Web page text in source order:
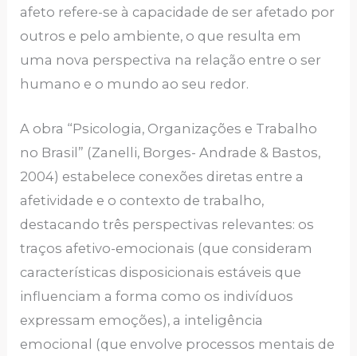
afeto refere-se à capacidade de ser afetado por
outros e pelo ambiente, o que resulta em
uma nova perspectiva na relação entre o ser
humano e o mundo ao seu redor.
A obra “Psicologia, Organizações e Trabalho
no Brasil” (Zanelli, Borges- Andrade & Bastos,
2004) estabelece conexões diretas entre a
afetividade e o contexto de trabalho,
destacando três perspectivas relevantes: os
traços afetivo-emocionais (que consideram
características disposicionais estáveis que
influenciam a forma como os indivíduos
expressam emoções), a inteligência
emocional (que envolve processos mentais de